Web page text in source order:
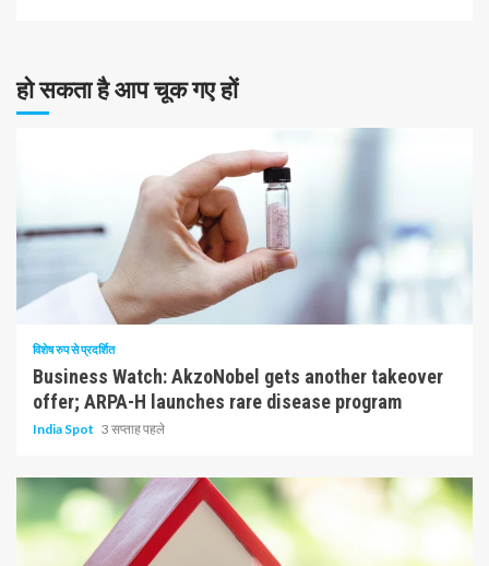
हो सकता है आप चूक गए हों
10 न्यूनतम पढ़ा
विशेष रुप से प्रदर्शित
Business Watch: AkzoNobel gets another takeover
offer; ARPA-H launches rare disease program
India Spot 3 सप्ताह पहले